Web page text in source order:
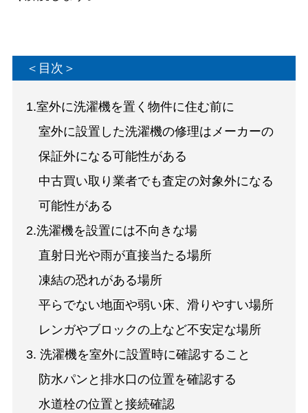
＜目次＞
1.室外に洗濯機を置く物件に住む前に
室外に設置した洗濯機の修理はメーカーの
保証外になる可能性がある
中古買い取り業者でも査定の対象外になる
可能性がある
2.洗濯機を設置には不向きな場
直射日光や雨が直接当たる場所
凍結の恐れがある場所
平らでない地面や弱い床、滑りやすい場所
レンガやブロックの上など不安定な場所
3. 洗濯機を室外に設置時に確認すること
防水パンと排水口の位置を確認する
水道栓の位置と接続確認